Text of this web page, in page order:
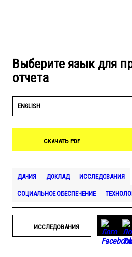
Выберите язык для
отчета
ENGLISH
СКАЧАТЬ PDF
ДАНИЯ ДОКЛАД ИССЛЕДОВАНИЯ
СОЦИАЛЬНОЕ ОБЕСПЕЧЕНИЕ
ИССЛЕДОВАНИЯ